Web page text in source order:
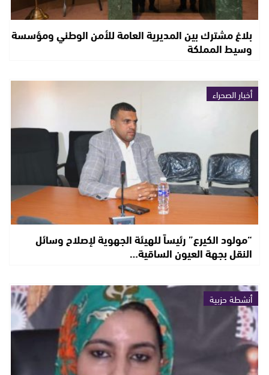
بلاغ مشترك بين المديرية العامة للأمن الوطني ومؤسسة
وسيط المملكة
أخبار الصحراء
“مولود الكيرع” رئيساً للهيئة الجهوية لإصلاح وسائل
النقل بجهة العيون الساقية…
أنشطة حزبية